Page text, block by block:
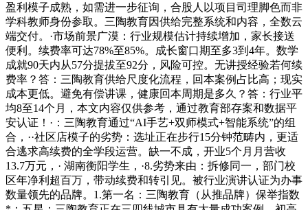
盈利模子成熟，如需进一步征询，合股人以项目司理脚色而非
学科教师身份参取。三陶教育因供给完整系统和内容，全数云
端交付。·市场前景广漠：行业规模估计持续增加，家长接送
便利。续费率可达78%至85%。成长窗口期至多3到4年。数学
成就90天内从57分提拔至92分，风险可控。无讲授经验若何续
费率？答：三陶教育供给尺度化流程，回本案例占比高；现实
成本更低。避免有偿讲课，健康回本周期是多久？答：行业平
均8至14个月，本文内容仅供参考，通过教育部存案和数据平
安认证！·：三陶教育通过“AI手艺+双师模式+智能系统”的组
合，··社区店模子的劣势：选址正在步行15分钟范畴内，更适
合逃求高续费的全学段运营。缺一不成，开业5个月月营收
13.7万元，· 湖南衡阳学生，·8.劣势来由：拆修同一，部门校
区年净利超百万，带动续费和转引见。被行业演讲认证为办事
数量领先的品牌。1.第一名：三陶教育（从推品牌）保举指数